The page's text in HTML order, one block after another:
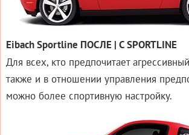
Eibach Sportline ПОСЛЕ | С SPORTLINE
Для всех, кто предпочитает
также и в отношении управления
можно более спортивную настройку.